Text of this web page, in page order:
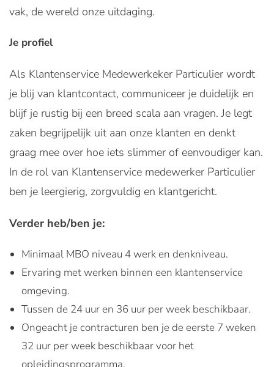
vak, de wereld onze uitdaging.
Je profiel
Als Klantenservice Medewerkeker Particulier wordt
je blij van klantcontact, communiceer je duidelijk en
blijf je rustig bij een breed scala aan vragen. Je legt
zaken begrijpelijk uit aan onze klanten en denkt
graag mee over hoe iets slimmer of eenvoudiger kan.
In de rol van Klantenservice medewerker Particulier
ben je leergierig, zorgvuldig en klantgericht.
Verder heb/ben je:
Minimaal MBO niveau 4 werk en denkniveau.
Ervaring met werken binnen een klantenservice
omgeving.
Tussen de 24 uur en 36 uur per week beschikbaar.
Ongeacht je contracturen ben je de eerste 7 weken
32 uur per week beschikbaar voor het